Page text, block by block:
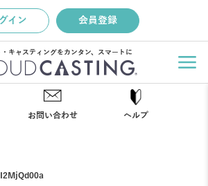
イン 会員登録
・キャスティングをカンタン、スマートに
お問い合わせ ヘルプ